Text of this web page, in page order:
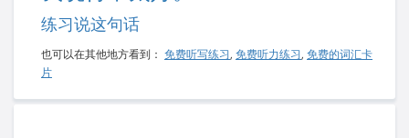
练习说这句话
也可以在其他地方看到： 免费听写练习, 免费听力练习, 免费的词汇卡
片